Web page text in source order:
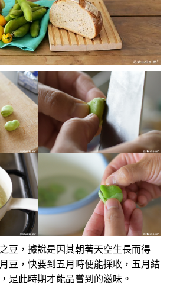
豆，據說是因其朝著天空生長而得
豆，快要到五月時便能採收，五月結
是此時期才能品嘗到的滋味。